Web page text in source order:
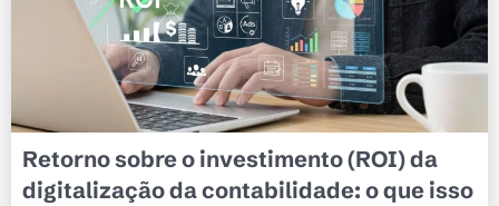
Retorno sobre o investimento (ROI) da
digitalização da contabilidade: o que isso